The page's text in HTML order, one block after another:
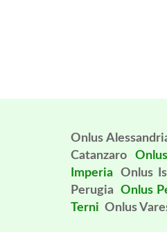
Onlus
Catanzaro
Imperia
Onlus
Perugia
Onlus
Terni Onlus